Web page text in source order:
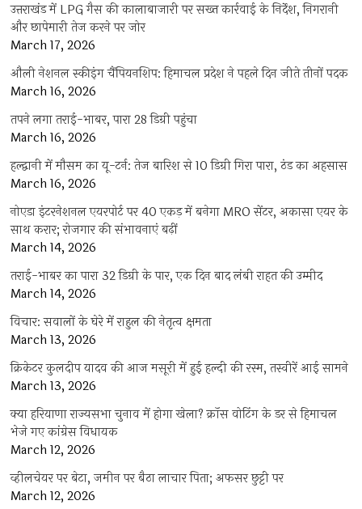
उत्तराखंड में LPG गैस की कालाबाजारी पर सख्त कार्रवाई के निर्देश, निगरानी
और छापेमारी तेज करने पर जोर
March 17, 2026
औली नेशनल स्कीइंग चैंपियनशिप: हिमाचल प्रदेश ने पहले दिन जीते तीनों पदक
March 16, 2026
तपने लगा तराई-भाबर, पारा 28 डिग्री पहुंचा
March 16, 2026
हल्द्वानी में मौसम का यू-टर्न: तेज बारिश से 10 डिग्री गिरा पारा, ठंड का अहसास
March 16, 2026
नोएडा इंटरनेशनल एयरपोर्ट पर 40 एकड़ में बनेगा MRO सेंटर, अकासा एयर के
साथ करार; रोजगार की संभावनाएं बढ़ीं
March 14, 2026
तराई-भाबर का पारा 32 डिग्री के पार, एक दिन बाद लंबी राहत की उम्मीद
March 14, 2026
विचार: सवालों के घेरे में राहुल की नेतृत्व क्षमता
March 13, 2026
क्रिकेटर कुलदीप यादव की आज मसूरी में हुई हल्दी की रस्म, तस्वीरें आई सामने
March 13, 2026
क्या हरियाणा राज्यसभा चुनाव में होगा खेला? क्रॉस वोटिंग के डर से हिमाचल
भेजे गए कांग्रेस विधायक
March 12, 2026
व्हीलचेयर पर बेटा, जमीन पर बैठा लाचार पिता; अफसर छुट्टी पर
March 12, 2026